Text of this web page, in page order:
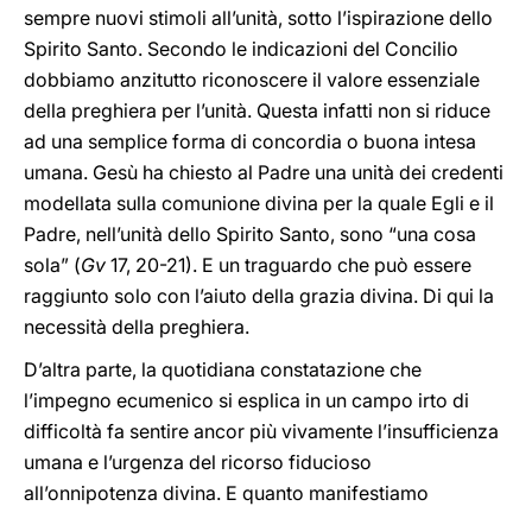
sempre nuovi stimoli all’unità, sotto l’ispirazione dello
Spirito Santo. Secondo le indicazioni del Concilio
dobbiamo anzitutto riconoscere il valore essenziale
della preghiera per l’unità. Questa infatti non si riduce
ad una semplice forma di concordia o buona intesa
umana. Gesù ha chiesto al Padre una unità dei credenti
modellata sulla comunione divina per la quale Egli e il
Padre, nell’unità dello Spirito Santo, sono “una cosa
sola” (Gv 17, 20-21). E un traguardo che può essere
raggiunto solo con l’aiuto della grazia divina. Di qui la
necessità della preghiera.
D’altra parte, la quotidiana constatazione che
l’impegno ecumenico si esplica in un campo irto di
difficoltà fa sentire ancor più vivamente l’insufficienza
umana e l’urgenza del ricorso fiducioso
all’onnipotenza divina. E quanto manifestiamo